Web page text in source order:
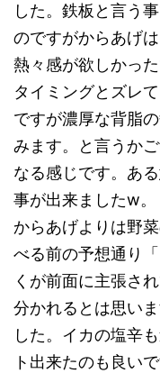
した。鉄板と言う
のですがからあげ
熱々感が欲しかっ
タイミングとズレ
ですが濃厚な背脂
みます。と言うか
なる感じです。あ
事が出来ましたw
からあげよりは野
べる前の予想通り
くが前面に主張さ
分かれるとは思い
した。イカの塩辛
ト出来たのも良いで